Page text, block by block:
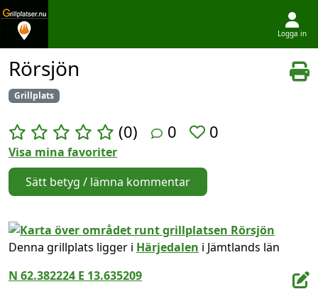
Logga in
Rörsjön
Grillplats
(0) 0 0
Visa mina favoriter
Sätt betyg / lämna kommentar
Denna grillplats ligger i Härjedalen i Jämtlands län
N 62.382224 E 13.635209